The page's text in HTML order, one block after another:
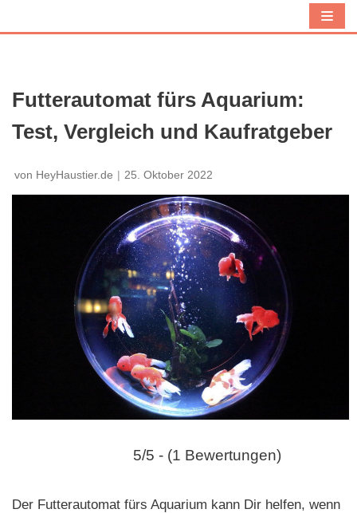
n
h
l
t
Futterautomat fürs Aquarium:
Test, Vergleich und Kaufratgeber
von HeyHaustier.de 25. Oktober 2022
5/5 - (1 Bewertungen)
Der Futterautomat fürs Aquarium kann Dir helfen, wenn